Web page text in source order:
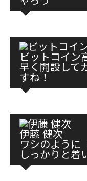
ビットコイン
早く開設して
すね！
伊藤 健次
ワシのように
しっかりと着